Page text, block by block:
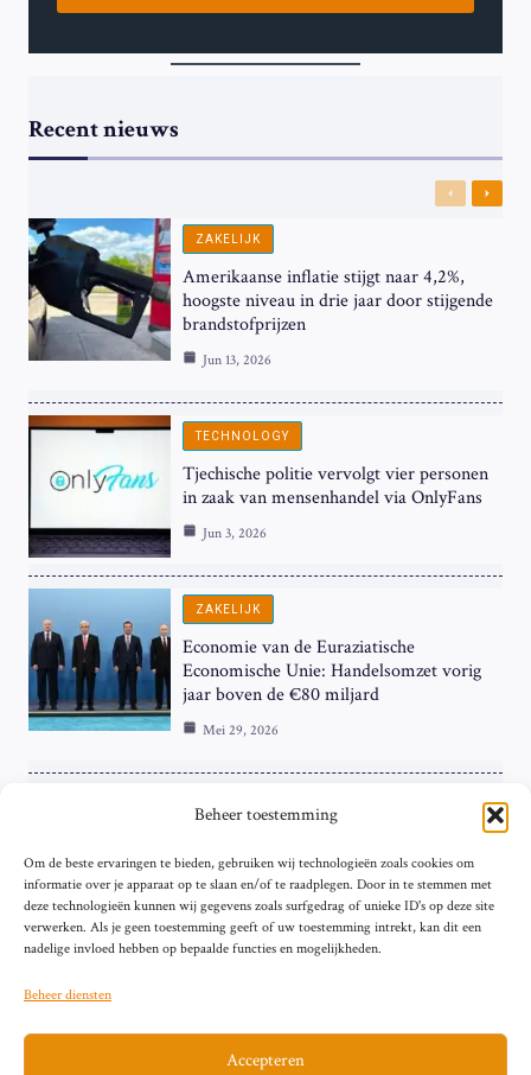
Beheer toestemming
Om de beste ervaringen te bieden, gebruiken wij technologieën zoals cookies om
informatie over je apparaat op te slaan en/of te raadplegen. Door in te stemmen met
deze technologieën kunnen wij gegevens zoals surfgedrag of unieke ID's op deze site
verwerken. Als je geen toestemming geeft of uw toestemming intrekt, kan dit een
nadelige invloed hebben op bepaalde functies en mogelijkheden.
Beheer diensten
Accepteren
Recent nieuws
Previous
Next
ZAKELIJK
Amerikaanse inflatie stijgt naar 4,2%,
hoogste niveau in drie jaar door stijgende
brandstofprijzen
Jun 13, 2026
TECHNOLOGY
Tjechische politie vervolgt vier personen
in zaak van mensenhandel via OnlyFans
Jun 3, 2026
ZAKELIJK
Economie van de Euraziatische
Economische Unie: Handelsomzet vorig
jaar boven de €80 miljard
Mei 29, 2026
ZAKELIJK
Hardnekkige Inflatie bij de ‘Grote Vier’
van de Eurozone
Mei 29, 2026